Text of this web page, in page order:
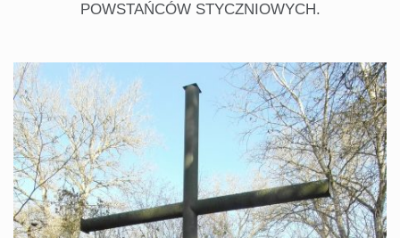
POWSTAŃCÓW STYCZNIOWYCH.